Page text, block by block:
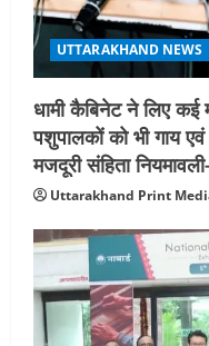
UTTARAKHAND NEWS
धामी कैबिनेट ने लिए कई
पशुपालकों को भी गाय
मजदूरी संहिता
Uttarakhand Print